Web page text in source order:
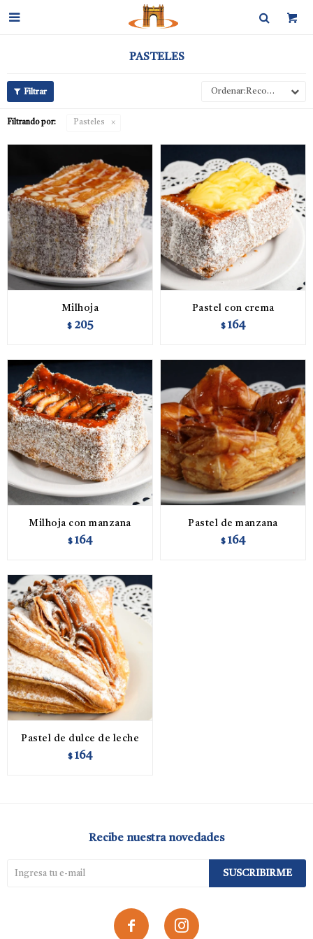

PASTELES
Recomendados
Filtrando por: Pasteles
Milhoja
$ 205
Pastel con crema
$ 164
Milhoja con manzana
$ 164
Pastel de manzana
$ 164
Pastel de dulce de leche
$ 164
Recibe nuestra novedades
SUSCRIBIRME
 